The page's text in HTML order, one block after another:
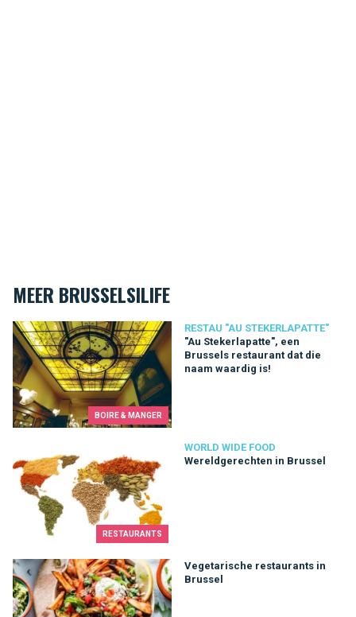
MEER BRUSSELSILIFE
BOIRE & MANGER
RESTAU "AU STEKERLAPATTE"
"Au Stekerlapatte", een
Brussels restaurant dat die
naam waardig is!
"Au Stekerlapatte", een Brussels restaurant dat die naam
RESTAURANTS
WORLD WIDE FOOD
Wereldgerechten in Brussel
Vegetarische restaurants in
Brussel
Vegetarische restaurants in Brussel